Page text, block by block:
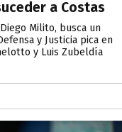
a Costas
Milito, busca un
y Justicia pica en
y Luis Zubeldía